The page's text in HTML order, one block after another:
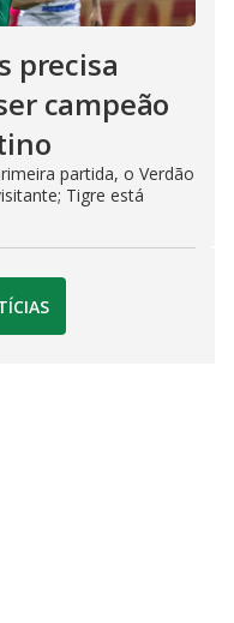
precisa
campeão
partida, o Verdão
Tigre está